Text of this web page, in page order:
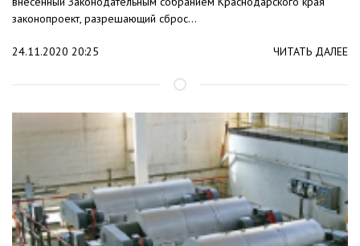
законопроект, разрешающий сброс...
24.11.2020 20:25 ЧИТАТЬ ДАЛЕЕ